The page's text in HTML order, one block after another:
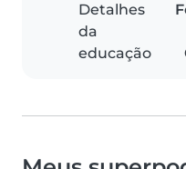
Detalhes
da
educação